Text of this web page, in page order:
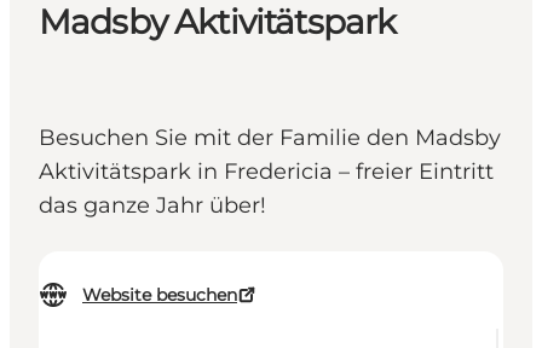
Madsby Aktivitätspark
Besuchen Sie mit der Familie den Madsby
Aktivitätspark in Fredericia – freier Eintritt
das ganze Jahr über!
Website besuchen